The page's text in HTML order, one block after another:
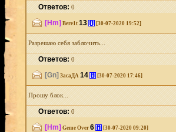
Ответов:0
[Hm] Bere1t 13 [i] [30-07-2020 19:52]
Разрешаю себя заблочить...
Ответов:0
[Gn] ЗасаДА 14 [i] [30-07-2020 17:46]
Прошу блок...
Ответов:0
[Hm] Geme Over 6 [i] [30-07-2020 09:20]